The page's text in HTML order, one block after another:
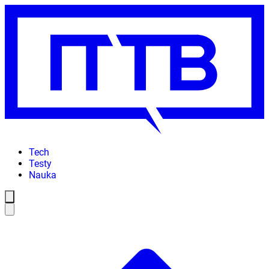
Tech
Testy
Nauka